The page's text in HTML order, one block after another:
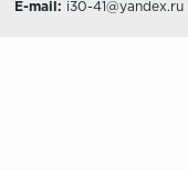
E-mail: i30-41@yandex.ru